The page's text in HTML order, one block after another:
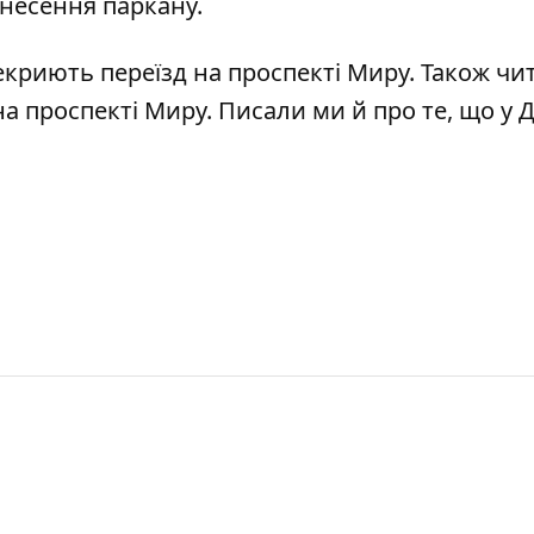
переїзд на проспекті Миру. Також
проспекті Миру. Писали ми й про те, що у